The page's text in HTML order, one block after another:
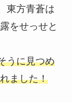
東方青蒼は
をせっせと
うに見つめ
ました！